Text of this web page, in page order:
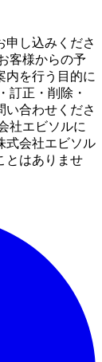
申し込みくださ
客様からの予
内を行う目的に
訂正・削除・
い合わせくださ
社エビソルに
式会社エビソル
とはありませ